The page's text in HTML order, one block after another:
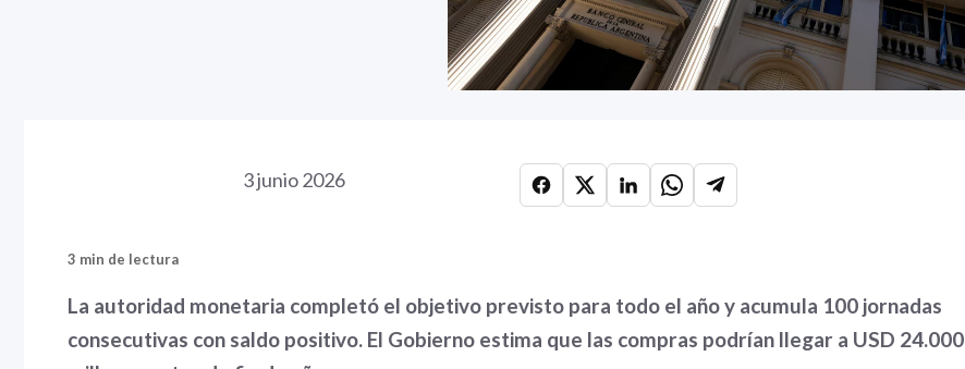
3 junio 2026
3 min de lectura
La autoridad monetaria completó el objetivo previsto para todo el año y acumula 100 jornadas
consecutivas con saldo positivo. El Gobierno estima que las compras podrían llegar a USD 24.000